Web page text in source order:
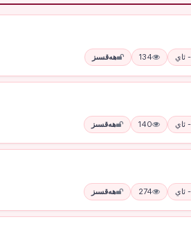
134 ھەقسىز
140 ھەقسىز
274 ھەقسىز